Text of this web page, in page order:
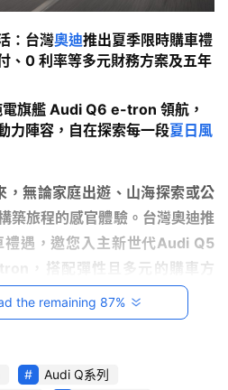
：台灣奧迪推出夏季限時購車禮
、0 利率等多元財務方案及五年
旗艦 Audi Q6 e-tron 領航，
力陣容，自在探索每一段夏日風
無論家庭出遊、山海探索或公
築旅程的感官體驗。台灣奧迪推
禮遇，邀您入主新世代Audi Q
，搭配彈性且多元的購車方
。
表車款，全新 Audi Q5 結合動
the remaining 87%
Audi Q系列